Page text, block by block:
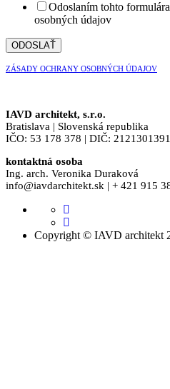
Odoslaním tohto
osobných údajov
ODOSLAŤ
ZÁSADY OCHRANY OSOBNÝCH ÚDAJOV
IAVD architekt, s.r.o.
Bratislava | Slovenská republika
IČO: 53 178 378 | DIČ: 2121301391
kontaktná osoba
Ing. arch. Veronika Duraková
info@iavdarchitekt.sk | + 421 915
Copyright © IAVD architekt